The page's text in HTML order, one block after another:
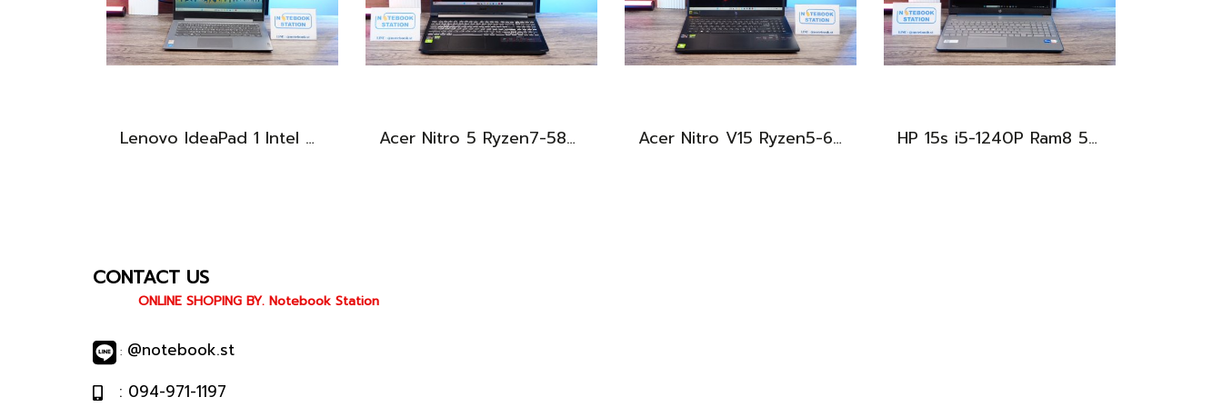
Lenovo IdeaPad 1 Intel Celeron N4020 Ram4 SSD256GB จอ14.0 HD หน้าจอเล็กเหมาะแก่การพกพา ใช้งานทั่วไป ราคาถูกมาก เพียง 3,900.- พร้อมใช้งาน(สินค้ามีตำหนิขายถูกประกันร้าน7วัน) Acer Nitro 5 Ryzen7-5800H RTX-3060(6GB) Ram16 SSD512 จอ15.6 FHD 144Hz เกมมิ่งสเปคสูง เครื่องพร้อมใช้งาน ราคาสุดคุ้มเพียง 19,900.- Acer Nitro V15 Ryzen5-6600H RTX2050(4GB) RAM16 512GB SSD จอ15.6นิ้ว FHD 165Hz sRGB100% เกมมิ่งรุ่นใหม่ ดีไซน์เครื่องบาง สวยเท่ดูทันสมัย มีประกันศูนย์2028 ราคาสุดคุ้มเพียง 17,990.- HP 15s i5-1240P Ram8 512GB M.2 จอ15.6นิ้ว FHD IPS สเปคดี ทำงานเก่ง จอใหญ่ มีแป้นตัวเลขแยก ดีไซน์เรียบหรูบางเบา พร้อมใช้งานเพียง 11,990.-เท่านั้น
CONTACT US
ONLINE SHOPING BY. Notebook Station
: @notebook.st
: 094-971-1197